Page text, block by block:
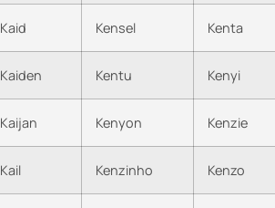
Kaid Kensel Kenta
Kaiden Kentu Kenyi
Kaijan Kenyon Kenzie
Kail Kenzinho Kenzo